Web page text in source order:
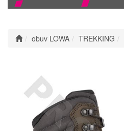
obuv LOWA TREKKING